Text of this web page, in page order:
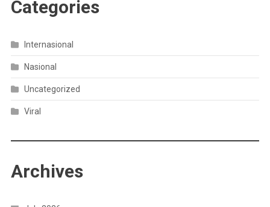
Categories
Internasional
Nasional
Uncategorized
Viral
Archives